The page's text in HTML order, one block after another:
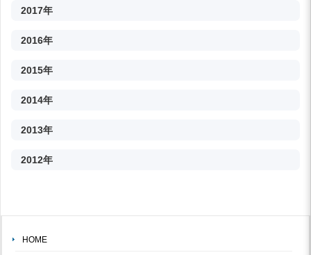
2017年
2016年
2015年
2014年
2013年
2012年
HOME